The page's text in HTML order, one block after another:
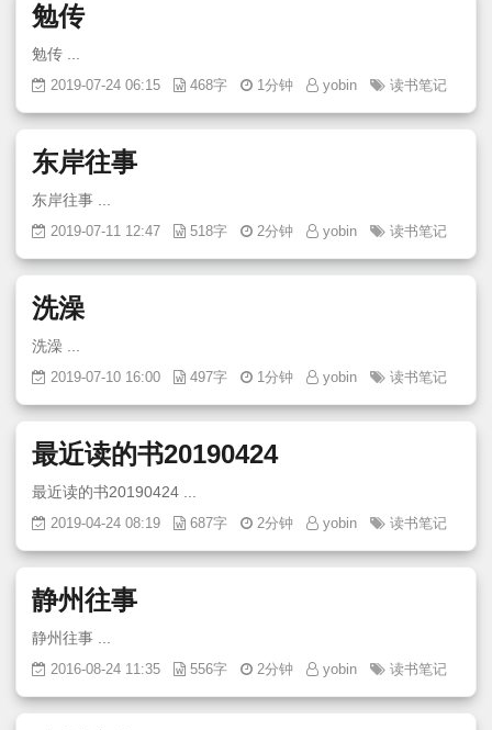
勉传
2019-07-24 06:15 468字 1分钟 yobin 读书笔记
东岸往事
2019-07-11 12:47 518字 2分钟 yobin 读书笔记
洗澡
2019-07-10 16:00 497字 1分钟 yobin 读书笔记
最近读的书20190424
2019-04-24 08:19 687字 2分钟 yobin 读书笔记
静州往事
2016-08-24 11:35 556字 2分钟 yobin 读书笔记